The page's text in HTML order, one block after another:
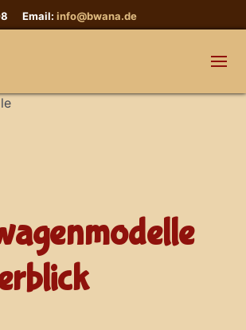
Email: info@bwana.de